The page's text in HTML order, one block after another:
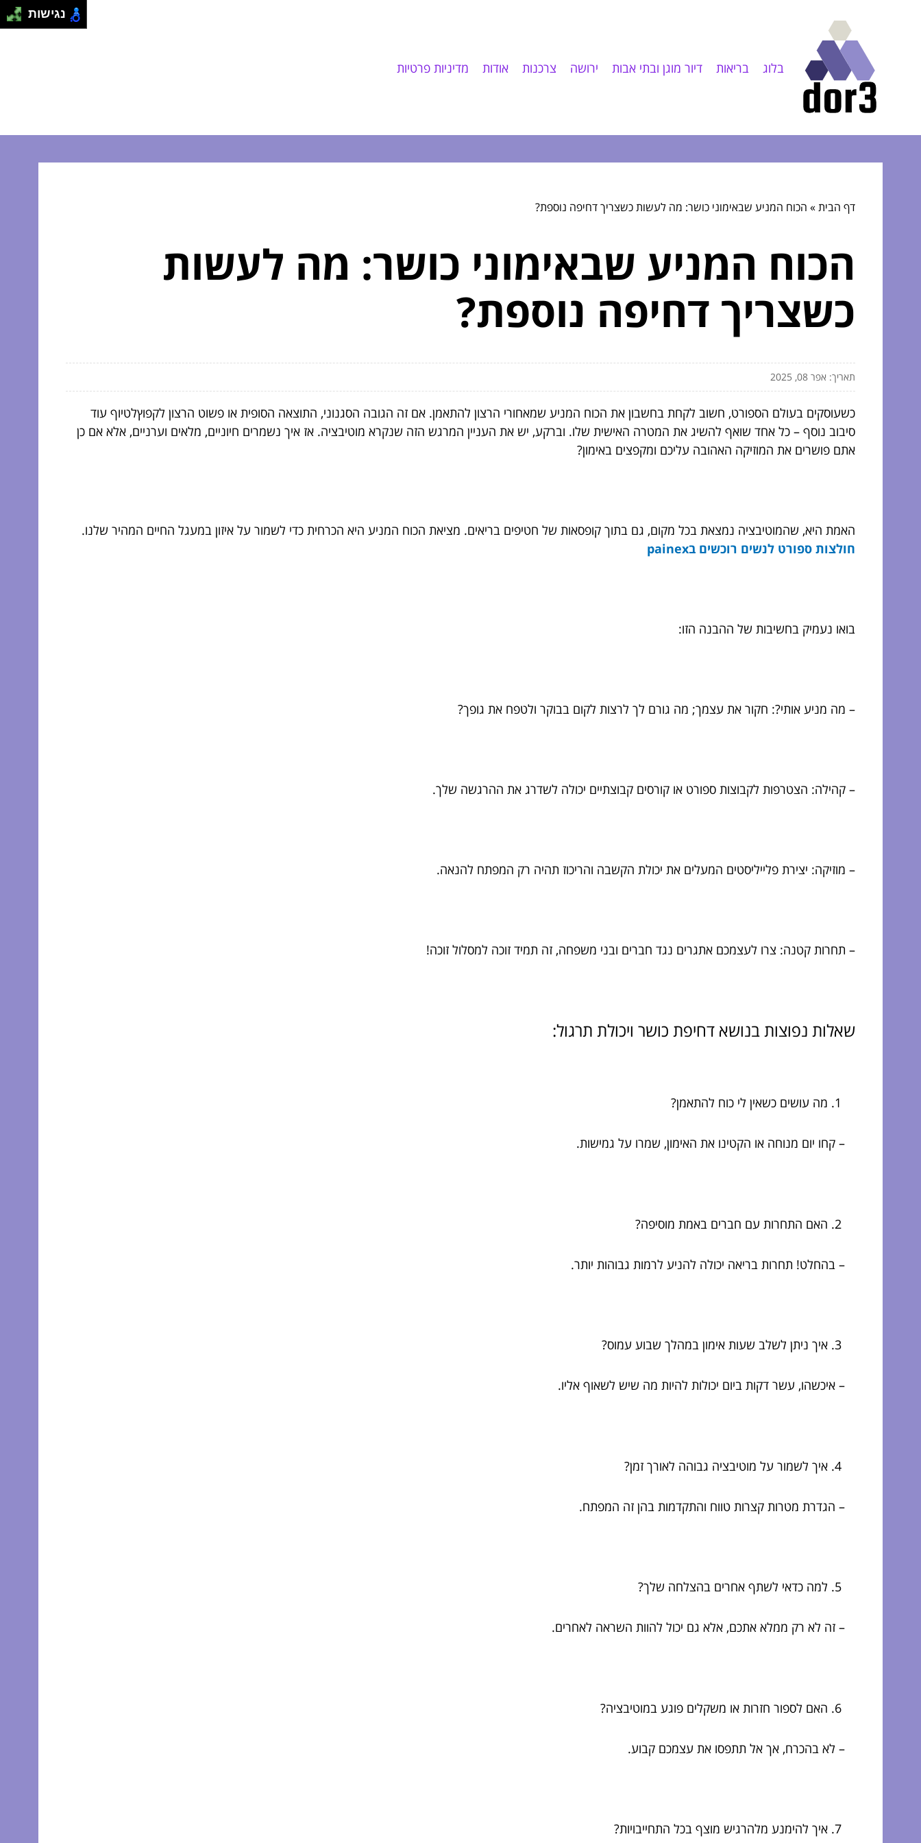
בלוג בריאות דיור מוגן ובתי אבות ירושה צרכנות אודות מדיניות פרטיות
דף הבית» הכוח המניע שבאימוני כושר: מה לעשות כשצריך דחיפה נוספת?
הכוח המניע שבאימוני כושר: מה לעשות
כשצריך דחיפה נוספת?
תאריך: אפר 08, 2025
כשעוסקים בעולם הספורט, חשוב לקחת בחשבון את הכוח המניע שמאחורי הרצון להתאמן. אם זה הגובה הסגנוני, התוצאה הסופית או פשוט הרצון לקפוץלטיוף עוד
סיבוב נוסף – כל אחד שואף להשיג את המטרה האישית שלו. וברקע, יש את העניין המרגש הזה שנקרא מוטיבציה. אז איך נשמרים חיוניים, מלאים וערניים, אלא אם כן
אתם פושרים את המוזיקה האהובה עליכם ומקפצים באימון?
האמת היא, שהמוטיבציה נמצאת בכל מקום, גם בתוך קופסאות של חטיפים בריאים. מציאת הכוח המניע היא הכרחית כדי לשמור על איזון במעגל החיים המהיר שלנו.
חולצות ספורט לנשים רוכשים בpainex
בואו נעמיק בחשיבות של ההבנה הזו:
– מה מניע אותי?: חקור את עצמך; מה גורם לך לרצות לקום בבוקר ולטפח את גופך?
– קהילה: הצטרפות לקבוצות ספורט או קורסים קבוצתיים יכולה לשדרג את ההרגשה שלך.
– מוזיקה: יצירת פלייליסטים המעלים את יכולת הקשבה והריכוז תהיה רק המפתח להנאה.
– תחרות קטנה: צרו לעצמכם אתגרים נגד חברים ובני משפחה, זה תמיד זוכה למסלול זוכה!
שאלות נפוצות בנושא דחיפת כושר ויכולת תרגול:
מה עושים כשאין לי כוח להתאמן?
– קחו יום מנוחה או הקטינו את האימון, שמרו על גמישות.
האם התחרות עם חברים באמת מוסיפה?
– בהחלט! תחרות בריאה יכולה להניע לרמות גבוהות יותר.
איך ניתן לשלב שעות אימון במהלך שבוע עמוס?
– איכשהו, עשר דקות ביום יכולות להיות מה שיש לשאוף אליו.
איך לשמור על מוטיבציה גבוהה לאורך זמן?
– הגדרת מטרות קצרות טווח והתקדמות בהן זה המפתח.
למה כדאי לשתף אחרים בהצלחה שלך?
– זה לא רק ממלא אתכם, אלא גם יכול להוות השראה לאחרים.
האם לספור חזרות או משקלים פוגע במוטיבציה?
– לא בהכרח, אך אל תתפסו את עצמכם קבוע.
איך להימנע מלהרגיש מוצף בכל התחייבויות?
נגישות